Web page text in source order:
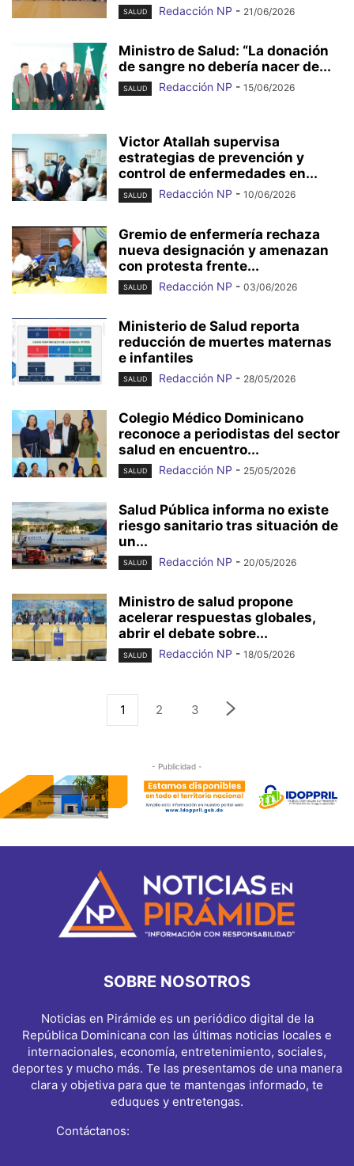
SALUD Redacción NP - 21/06/2026
Ministro de Salud: “La donación
de sangre no debería nacer de...
SALUD Redacción NP - 15/06/2026
Victor Atallah supervisa
estrategias de prevención y
control de enfermedades en...
SALUD Redacción NP - 10/06/2026
Gremio de enfermería rechaza
nueva designación y amenazan
con protesta frente...
SALUD Redacción NP - 03/06/2026
Ministerio de Salud reporta
reducción de muertes maternas
e infantiles
SALUD Redacción NP - 28/05/2026
Colegio Médico Dominicano
reconoce a periodistas del sector
salud en encuentro...
SALUD Redacción NP - 25/05/2026
Salud Pública informa no existe
riesgo sanitario tras situación de
un...
SALUD Redacción NP - 20/05/2026
Ministro de salud propone
acelerar respuestas globales,
abrir el debate sobre...
SALUD Redacción NP - 18/05/2026
1 2 3
- Publicidad -
SOBRE NOSOTROS
Noticias en Pirámide es un periódico digital de la
República Dominicana con las últimas noticias locales e
internacionales, economía, entretenimiento, sociales,
deportes y mucho más. Te las presentamos de una manera
clara y objetiva para que te mantengas informado, te
eduques y entretengas.
Contáctanos: